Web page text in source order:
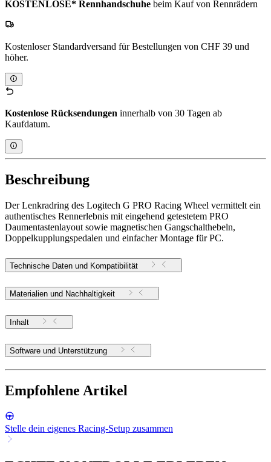
KOSTENLOSE* Rennhandschuhe beim Kauf von Rennrädern
Kostenloser Standardversand für Bestellungen von CHF 39 und
höher.
Kostenlose Rücksendungen innerhalb von 30 Tagen ab
Kaufdatum.
Beschreibung
Der Lenkradring des Logitech G PRO Racing Wheel vermittelt ein
authentisches Rennerlebnis mit eingehend getestetem PRO
Daumentastenlayout sowie magnetischen Gangschalthebeln,
Doppelkupplungspedalen und einfacher Montage für PC.
Technische Daten und Kompatibilität
Materialien und Nachhaltigkeit
Inhalt
Software und Unterstützung
Empfohlene Artikel
Stelle dein eigenes Racing-Setup zusammen